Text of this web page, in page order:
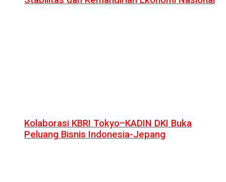
Kolaborasi KBRI Tokyo–KADIN DKI Buka
Peluang Bisnis Indonesia-Jepang